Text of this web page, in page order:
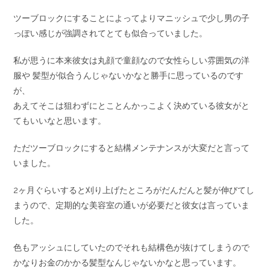
ツーブロックにすることによってよりマニッシュで少し男の子
っぽい感じが強調されてとても似合っていました。
私が思うに本来彼女は丸顔で童顔なので女性らしい雰囲気の洋
服や 髪型が似合うんじゃないかなと勝手に思っているのです
が、
あえてそこは狙わずにとことんかっこよく決めている彼女がと
てもいいなと思います。
ただツーブロックにすると結構メンテナンスが大変だと言って
いました。
2ヶ月ぐらいすると刈り上げたところがだんだんと髪が伸びてし
まうので、定期的な美容室の通いが必要だと彼女は言っていま
した。
色もアッシュにしていたのでそれも結構色が抜けてしまうので
かなりお金のかかる髪型なんじゃないかなと思っています。